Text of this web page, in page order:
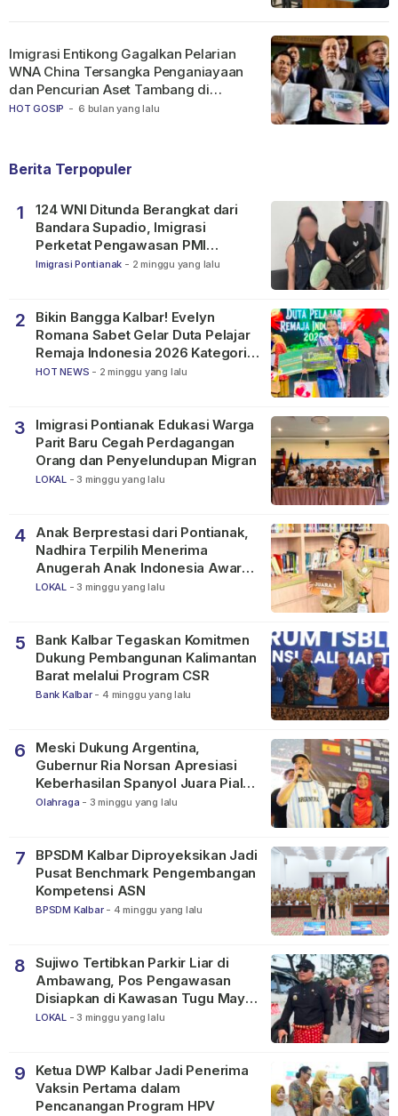
HOT GOSIP - 6 bulan yang lalu
Imigrasi Entikong Gagalkan Pelarian
WNA China Tersangka Penganiayaan
dan Pencurian Aset Tambang di
Ketapang
Berita Terpopuler
1
124 WNI Ditunda Berangkat dari
Bandara Supadio, Imigrasi
Perketat Pengawasan PMI
Nonprosedural
Imigrasi Pontianak - 2 minggu yang lalu
2
Bikin Bangga Kalbar! Evelyn
Romana Sabet Gelar Duta Pelajar
Remaja Indonesia 2026 Kategori
SMP
HOT NEWS - 2 minggu yang lalu
3
Imigrasi Pontianak Edukasi Warga
Parit Baru Cegah Perdagangan
Orang dan Penyelundupan Migran
LOKAL - 3 minggu yang lalu
4
Anak Berprestasi dari Pontianak,
Nadhira Terpilih Menerima
Anugerah Anak Indonesia Awards
2026
LOKAL - 3 minggu yang lalu
5
Bank Kalbar Tegaskan Komitmen
Dukung Pembangunan Kalimantan
Barat melalui Program CSR
Bank Kalbar - 4 minggu yang lalu
6
Meski Dukung Argentina,
Gubernur Ria Norsan Apresiasi
Keberhasilan Spanyol Juara Piala
Dunia FIFA 2026
Olahraga - 3 minggu yang lalu
7
BPSDM Kalbar Diproyeksikan Jadi
Pusat Benchmark Pengembangan
Kompetensi ASN
BPSDM Kalbar - 4 minggu yang lalu
8
Sujiwo Tertibkan Parkir Liar di
Ambawang, Pos Pengawasan
Disiapkan di Kawasan Tugu Mayor
Alianyang
LOKAL - 3 minggu yang lalu
9
Ketua DWP Kalbar Jadi Penerima
Vaksin Pertama dalam
Pencanangan Program HPV